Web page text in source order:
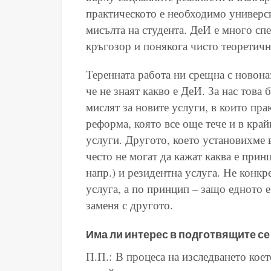
практическото е необходимо
мисълта на студента. ДеИ е много
кръгозор и понякога чисто
Теренната работа ни срещна с
че не знаят какво е ДеИ. За нас
мислят за новите услуги, в които
реформа, която все още тече и в
услуги. Другото, което установихме
често не могат да кажат каква е
напр.) и резидентна услуга. Не
услуга, а по принцип – защо едното
заменя с другото.
Има ли интерес в подготвящите
П.П.: В процеса на изследването